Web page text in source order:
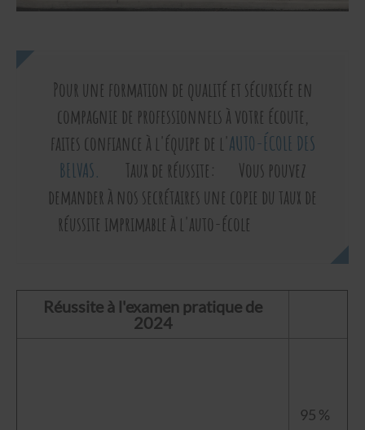
Pour une formation de qualité et sécurisée en
compagnie de professionnels à votre écoute,
faites confiance à l'équipe de l'AUTO-ÉCOLE DES
BELVAS.
Taux de réussite:
Vous pouvez
demander à nos secrétaires une copie du taux de
réussite imprimable à l'auto-école
Réussite à l'examen pratique de
2024
95 %